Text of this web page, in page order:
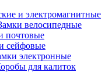
и электромагнитные
велосипедные
почтовые
сейфовые
электронные
для калиток